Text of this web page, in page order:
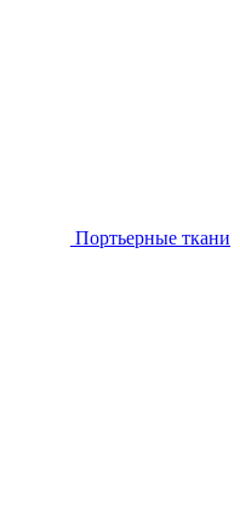
Портьерные ткани